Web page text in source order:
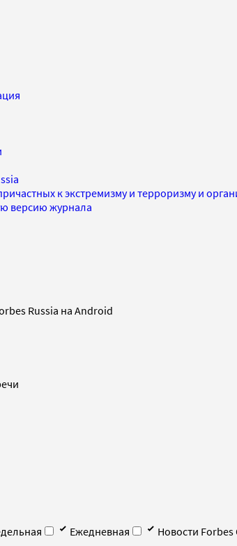
к экстремизму и терроризму и
версию журнала
Russia на Android
Ежедневная
Новости Forbes